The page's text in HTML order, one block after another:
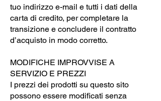
tuo indirizzo e-mail e tutti i dati della
carta di credito, per completare la
transizione e concludere il contratto
d’acquisto in modo corretto.
MODIFICHE IMPROVVISE A
SERVIZIO E PREZZI
I prezzi dei prodotti su questo sito
possono essere modificati senza